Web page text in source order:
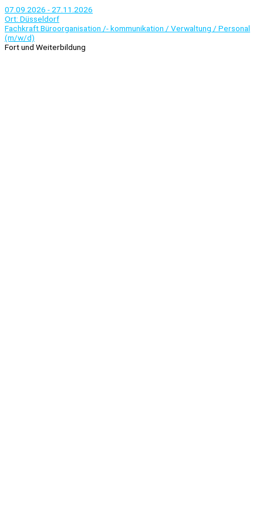
07.09.2026 - 27.11.2026
Ort: Düsseldorf
Fachkraft Büroorganisation /- kommunikation / Verwaltung / Personal
(m/w/d)
Fort und Weiterbildung